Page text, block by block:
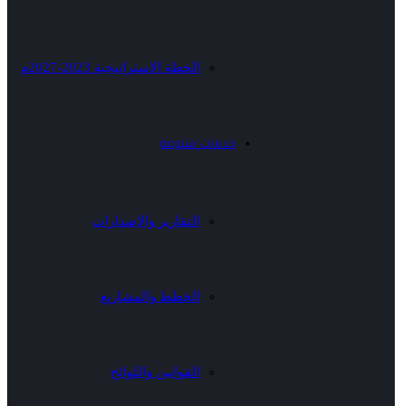
الخطة الاستراتيجية 2023-2027م
خدمات متنوعة
التقارير والإصدارات
الخطط والمشاريع
القوانين واللوائح